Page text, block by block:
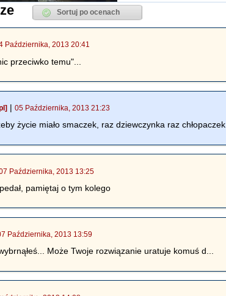
Października, 2013 20:41
przeciwko temu"...
|05 Października, 2013 21:23
życie miało smaczek, raz dziewczynka raz chłopaczek.
Października, 2013 13:25
pamiętaj o tym kolego
Października, 2013 13:59
Może Twoje rozwiązanie uratuje komuś d...